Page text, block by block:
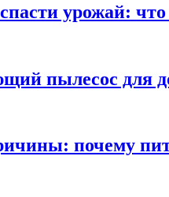
урожай: что
пылесос для
почему